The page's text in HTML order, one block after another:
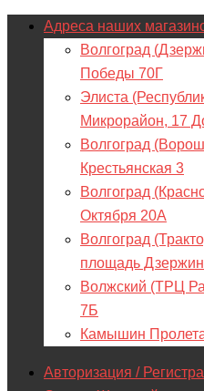
Адреса наших
Волгоград
Победы 70Г
Элиста
Микрорайон, 17
Волгоград
Крестьянская 3
Волгоград
Октября 20А
Волгоград
площадь
Волжский (ТРЦ
7Б
Камышин
Авторизация /